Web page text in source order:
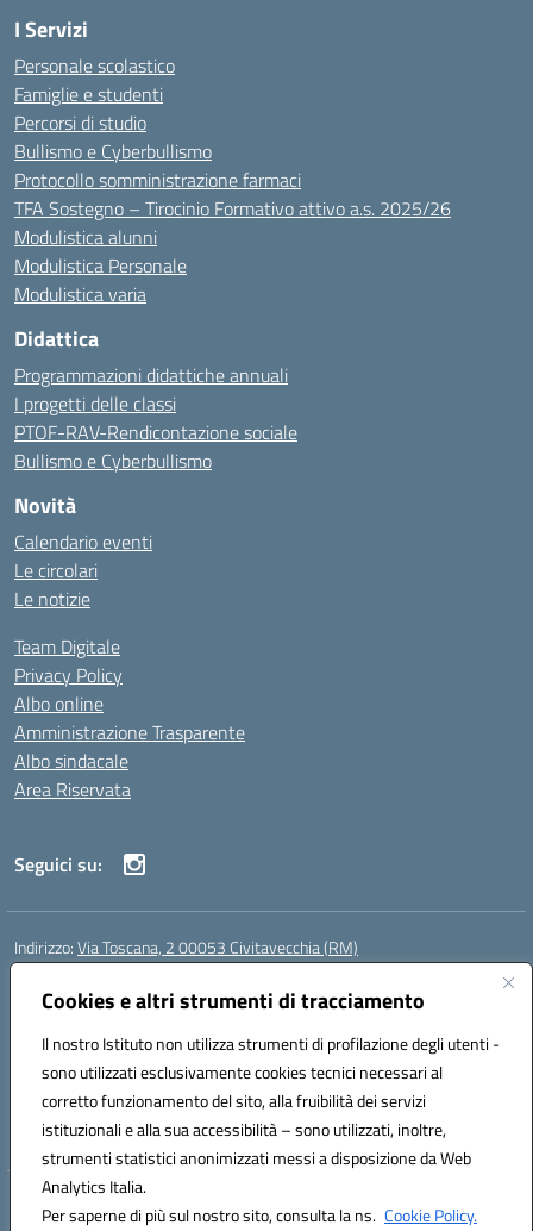
Cookies e altri strumenti di tracciamento
Il nostro Istituto non utilizza strumenti di profilazione degli utenti -
sono utilizzati esclusivamente cookies tecnici necessari al
corretto funzionamento del sito, alla fruibilità dei servizi
istituzionali e alla sua accessibilità – sono utilizzati, inoltre,
strumenti statistici anonimizzati messi a disposizione da Web
Analytics Italia.
Per saperne di più sul nostro sito, consulta la ns. Cookie Policy.
I Servizi
Personale scolastico
Famiglie e studenti
Percorsi di studio
Bullismo e Cyberbullismo
Protocollo somministrazione farmaci
TFA Sostegno – Tirocinio Formativo attivo a.s. 2025/26
Modulistica alunni
Modulistica Personale
Modulistica varia
Didattica
Programmazioni didattiche annuali
I progetti delle classi
PTOF-RAV-Rendicontazione sociale
Bullismo e Cyberbullismo
Novità
Calendario eventi
Le circolari
Le notizie
Team Digitale
Privacy Policy
Albo online
Amministrazione Trasparente
Albo sindacale
Area Riservata
Seguici su:
Indirizzo:Via Toscana, 2 00053 Civitavecchia (RM)
Centralino:
Posta elettronica certificata (PEC):rmic8b900g@pec.istruzione.it
Codice fiscale: 91038380589
Codice meccanografico:RMIC8B900G
Codice Indice delle Pubbliche Amministrazioni (IPA): istsc_rmic8b900g
Codice unico di fatturazione (CUF): UFP4NO
Hosting & Powered by 3D Solution S.r.l.